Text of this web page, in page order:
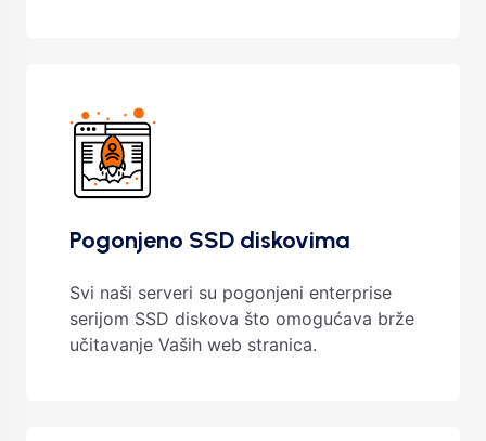
Pogonjeno SSD diskovima
Svi naši serveri su pogonjeni enterprise
serijom SSD diskova što omogućava brže
učitavanje Vaših web stranica.